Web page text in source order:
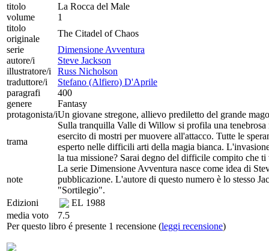
titolo
La Rocca del Male
volume
1
titolo
originale
The Citadel of Chaos
serie
Dimensione Avventura
autore/i
Steve Jackson
illustratore/i
Russ Nicholson
traduttore/i
Stefano (Alfiero) D'Aprile
paragrafi
400
genere
Fantasy
protagonista/iUn giovane stregone, allievo prediletto del grande
trama
Sulla tranquilla Valle di Willow si profila una
esercito di mostri per muovere all'attacco. Tutte le
esperto nelle difficili arti della magia bianca.
la tua missione? Sarai degno del difficile compito che
note
La serie Dimensione Avventura nasce come idea di
pubblicazione. L'autore di questo numero è lo stesso
"Sortilegio".
Edizioni
EL 1988
media voto
7.5
Per questo libro é presente 1 recensione (leggi recensione)